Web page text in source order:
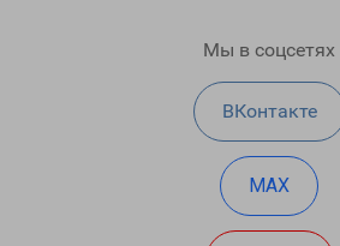
Мы в соцсетях
ВКонтакте
MAX